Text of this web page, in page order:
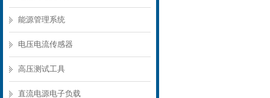
能源管理系统
电压电流传感器
高压测试工具
直流电源电子负载